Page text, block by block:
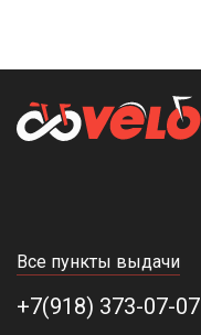
Все пункты выдачи
+7(918) 373-07-07